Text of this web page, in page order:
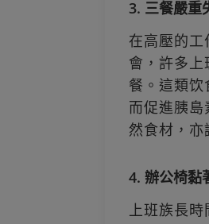
3. 三餐嚴重
在高壓的
會，許多
餐。這類
而促進胰
然食材，
4. 辦公椅黏
上班族長